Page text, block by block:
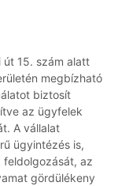
út 15. szám alatt
megbízható
biztosít
az ügyfelek
A vállalat
ügyintézés is,
feldolgozását, az
gördülékeny